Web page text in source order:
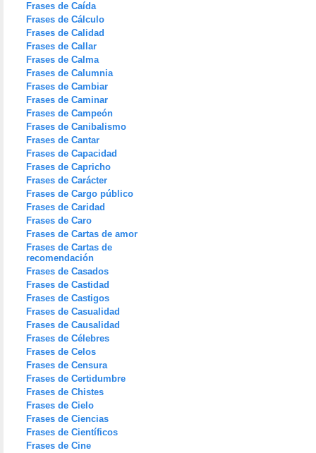
Frases de Caída
Frases de Cálculo
Frases de Calidad
Frases de Callar
Frases de Calma
Frases de Calumnia
Frases de Cambiar
Frases de Caminar
Frases de Campeón
Frases de Canibalismo
Frases de Cantar
Frases de Capacidad
Frases de Capricho
Frases de Carácter
Frases de Cargo público
Frases de Caridad
Frases de Caro
Frases de Cartas de amor
Frases de Cartas de
recomendación
Frases de Casados
Frases de Castidad
Frases de Castigos
Frases de Casualidad
Frases de Causalidad
Frases de Célebres
Frases de Celos
Frases de Censura
Frases de Certidumbre
Frases de Chistes
Frases de Cielo
Frases de Ciencias
Frases de Científicos
Frases de Cine